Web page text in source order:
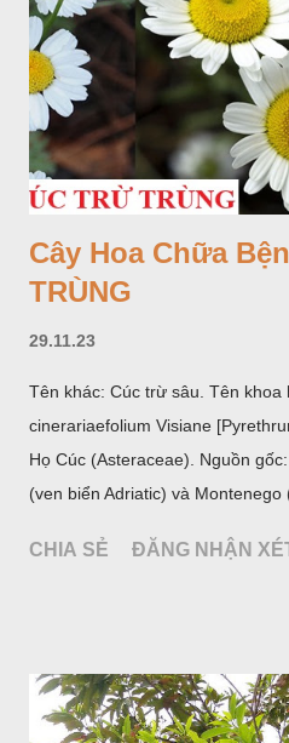
Cây Hoa Chữa
TRÙNG
29.11.23
Tên khác: Cúc trừ sâu. Tên khoa
cinerariaefolium Visiane
Họ Cúc (Asteraceae). Nguồn
(ven biển Adriatic) và
trồng để khai thác: Pháp, Nga,
Tam Đảo (Vĩnh Phúc), đã thu
năm 1560- 70); thường trồng
CHIA SẺ ĐĂNG NHẬN